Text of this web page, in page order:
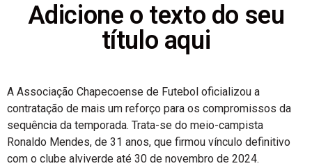
Adicione o texto do seu
título aqui
A Associação Chapecoense de Futebol oficializou a
contratação de mais um reforço para os compromissos da
sequência da temporada. Trata-se do meio-campista
Ronaldo Mendes, de 31 anos, que firmou vínculo definitivo
com o clube alviverde até 30 de novembro de 2024.